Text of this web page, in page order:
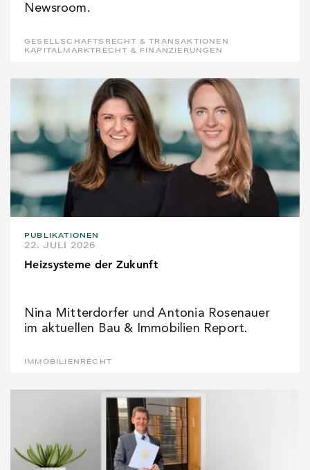
Newsroom.
GESELLSCHAFTSRECHT & TRANSAKTIONEN
KAPITALMARKTRECHT & FINANZIERUNGEN
PUBLIKATIONEN
22. JULI 2026
Heizsysteme der Zukunft
Nina Mitterdorfer und Antonia Rosenauer
im aktuellen Bau & Immobilien Report.
IMMOBILIENRECHT